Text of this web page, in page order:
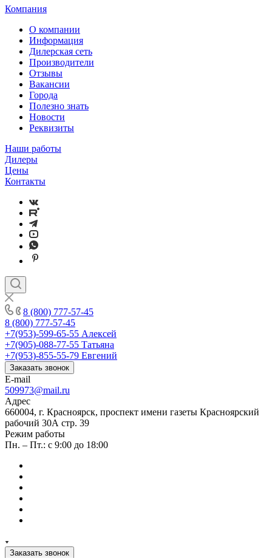
Компания
О компании
Информация
Дилерская сеть
Производители
Отзывы
Вакансии
Города
Полезно знать
Новости
Реквизиты
Наши работы
Дилеры
Цены
Контакты
8 (800) 777-57-45
8 (800) 777-57-45
+7(953)-599-65-55 Алексей
+7(905)-088-77-55 Татьяна
+7(953)-855-55-79 Евгений
Заказать звонок
E-mail
509973@mail.ru
Адрес
660004, г. Красноярск, проспект имени газеты Красноярский
рабочий 30А стр. 39
Режим работы
Пн. – Пт.: с 9:00 до 18:00
Заказать звонок